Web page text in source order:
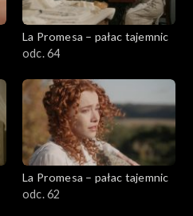
La Promesa – pałac tajemnic
odc. 64
La Promesa – pałac tajemnic
odc. 62